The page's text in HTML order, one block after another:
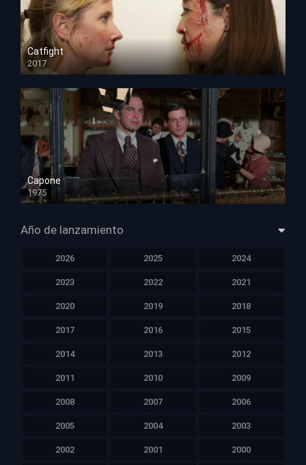
Catfight
2017
HD 720p
Capone
1975
HD 1080p
Año de lanzamiento
2026 2025 2024
2023 2022 2021
2020 2019 2018
2017 2016 2015
2014 2013 2012
2011 2010 2009
2008 2007 2006
2005 2004 2003
2002 2001 2000